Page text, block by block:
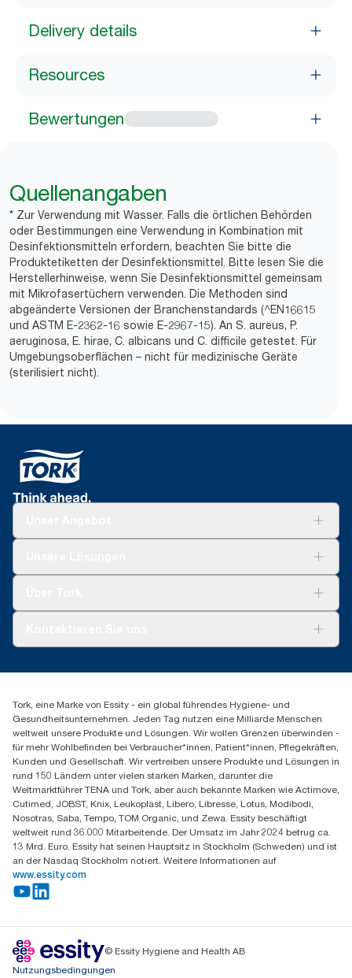
Delivery details
Resources
Bewertungen
Quellenangaben
* Zur Verwendung mit Wasser. Falls die örtlichen Behörden
oder Bestimmungen eine Verwendung in Kombination mit
Desinfektionsmitteln erfordern, beachten Sie bitte die
Produktetiketten der Desinfektionsmittel. Bitte lesen Sie die
Herstellerhinweise, wenn Sie Desinfektionsmittel gemeinsam
mit Mikrofasertüchern verwenden. Die Methoden sind
abgeänderte Versionen der Branchenstandards (^EN16615
und ASTM E-2362-16 sowie E-2967-15). An S. aureus, P.
aeruginosa, E. hirae, C. albicans und C. difficile getestet. Für
Umgebungsoberflächen – nicht für medizinische Geräte
(sterilisiert nicht).
Spenderreklamation
+43 (0) 8 10-22 00 84
Essity Austria Vertriebs GmbH
Am Europlatz 2
1120 Wien
Mo-Do 8:00-16:30 | Fr 8:00-15:00
GLN: 9011111000026
Tork, eine Marke von Essity - ein global führendes Hygiene- und
Gesundheitsunternehmen. Jeden Tag nutzen eine Milliarde Menschen
weltweit unsere Produkte und Lösungen. Wir wollen Grenzen überwinden -
für mehr Wohlbefinden bei Verbraucher*innen, Patient*innen, Pflegekräften,
Kunden und Gesellschaft. Wir vertreiben unsere Produkte und Lösungen in
rund 150 Ländern unter vielen starken Marken, darunter die
Weltmarktführer TENA und Tork, aber auch bekannte Marken wie Actimove,
Cutimed, JOBST, Knix, Leukoplast, Libero, Libresse, Lotus, Modibodi,
Nosotras, Saba, Tempo, TOM Organic, und Zewa. Essity beschäftigt
weltweit rund 36.000 Mitarbeitende. Der Umsatz im Jahr 2024 betrug ca.
13 Mrd. Euro. Essity hat seinen Hauptsitz in Stockholm (Schweden) und ist
an der Nasdaq Stockholm notiert. Weitere Informationen auf
www.essity.com
© Essity Hygiene and Health AB
Nutzungsbedingungen